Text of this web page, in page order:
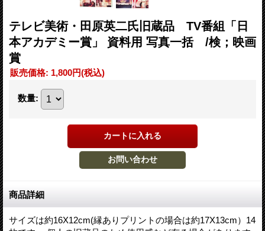
テレビ美術・田原英二氏旧蔵品 TV番組「日
本アカデミー賞」 資料用 写真一括 /検；映画
賞
販売価格: 1,800円(税込)
数量:
商品詳細
サイズは約16X12cm(縁ありプリントの場合は約17X13cm）14